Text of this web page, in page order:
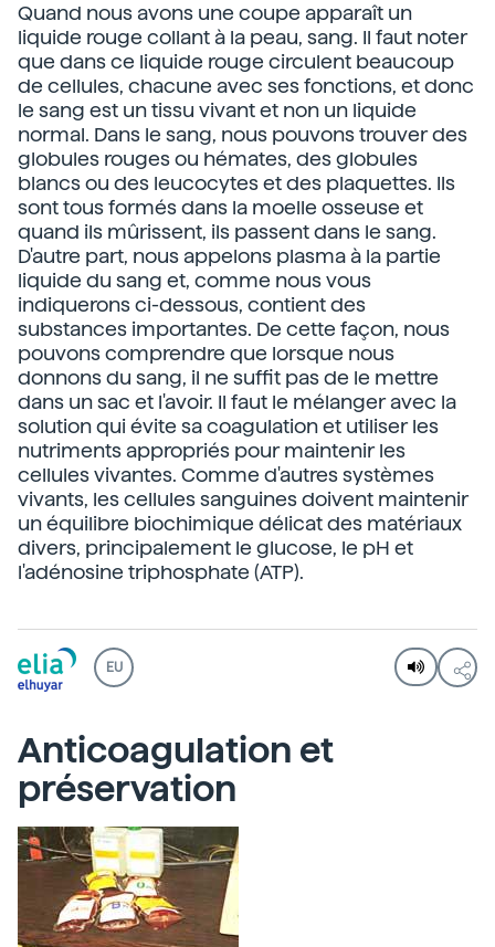
Quand nous avons une coupe apparaît un
liquide rouge collant à la peau, sang. Il faut noter
que dans ce liquide rouge circulent beaucoup
de cellules, chacune avec ses fonctions, et donc
le sang est un tissu vivant et non un liquide
normal. Dans le sang, nous pouvons trouver des
globules rouges ou hémates, des globules
blancs ou des leucocytes et des plaquettes. Ils
sont tous formés dans la moelle osseuse et
quand ils mûrissent, ils passent dans le sang.
D'autre part, nous appelons plasma à la partie
liquide du sang et, comme nous vous
indiquerons ci-dessous, contient des
substances importantes. De cette façon, nous
pouvons comprendre que lorsque nous
donnons du sang, il ne suffit pas de le mettre
dans un sac et l'avoir. Il faut le mélanger avec la
solution qui évite sa coagulation et utiliser les
nutriments appropriés pour maintenir les
cellules vivantes. Comme d'autres systèmes
vivants, les cellules sanguines doivent maintenir
un équilibre biochimique délicat des matériaux
divers, principalement le glucose, le pH et
l'adénosine triphosphate (ATP).
EU
Anticoagulation et
préservation